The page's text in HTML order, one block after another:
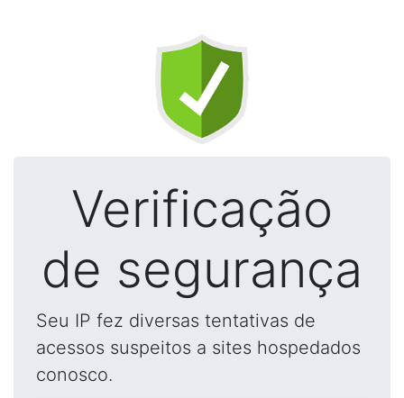
Verificação
de segurança
Seu IP fez diversas tentativas de
acessos suspeitos a sites hospedados
conosco.